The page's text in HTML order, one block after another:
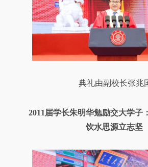
典礼由副校长张兆
2011届学长朱明华勉励交大学子
饮水思源立志坚